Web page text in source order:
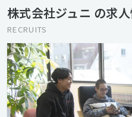
株式会社ジュニ の求
RECRUITS